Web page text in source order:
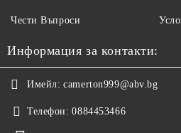
Чести Въпроси
Информация за контакти:
Имейл: camerton999@abv.bg
Телефон: 0884453466